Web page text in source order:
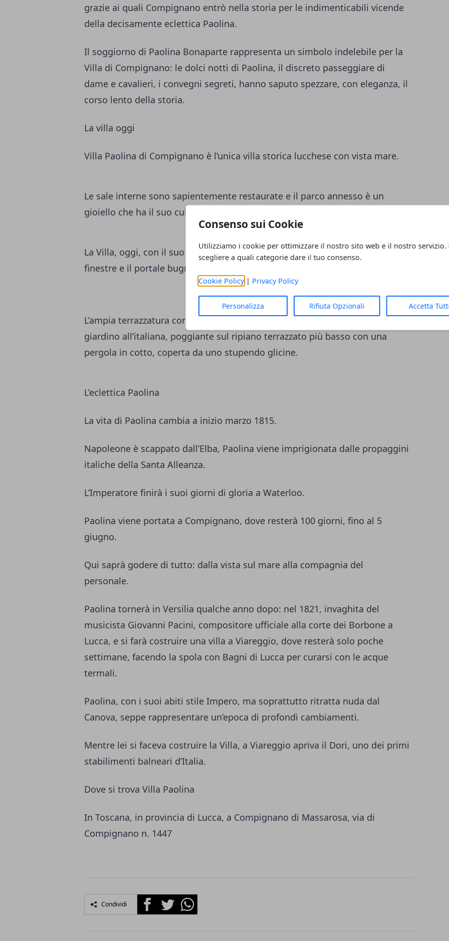
Consenso sui Cookie
Utilizziamo i cookie per ottimizzare il nostro sito web e il nostro servizio.
scegliere a quali categorie dare il tuo consenso.
Cookie Policy| Privacy Policy
Personalizza Rifiuta Opzionali Accetta
grazie ai quali Compignano entrò nella storia per le indimenticabili vicende
della decisamente eclettica Paolina.
Il soggiorno di Paolina Bonaparte rappresenta un simbolo indelebile per la
Villa di Compignano: le dolci notti di Paolina, il discreto passeggiare di
dame e cavalieri, i convegni segreti, hanno saputo spezzare, con eleganza, il
corso lento della storia.
La villa oggi
Villa Paolina di Compignano è l’unica villa storica lucchese con vista mare.
Le sale interne sono sapientemente restaurate e il parco annesso è un
gioiello che ha il suo culmine nel giardino all’italiana a sbalzo sulla vallata.
La Villa, oggi, con il suo corpo allungato, le lisce cornici di pietra delle
finestre e il portale bugnato, è di grande semplicità ed eleganza.
L’ampia terrazzatura conduce con due rampe doppie di scale al bellissimo
giardino all’italiana, poggiante sul ripiano terrazzato più basso con una
pergola in cotto, coperta da uno stupendo glicine.
L’eclettica Paolina
La vita di Paolina cambia a inizio marzo 1815.
Napoleone è scappato dall’Elba, Paolina viene imprigionata dalle propaggini
italiche della Santa Alleanza.
L’Imperatore finirà i suoi giorni di gloria a Waterloo.
Paolina viene portata a Compignano, dove resterà 100 giorni, fino al 5
giugno.
Qui saprà godere di tutto: dalla vista sul mare alla compagnia del
personale.
Paolina tornerà in Versilia qualche anno dopo: nel 1821, invaghita del
musicista Giovanni Pacini, compositore ufficiale alla corte dei Borbone a
Lucca, e si farà costruire una villa a Viareggio, dove resterà solo poche
settimane, facendo la spola con Bagni di Lucca per curarsi con le acque
termali.
Paolina, con i suoi abiti stile Impero, ma soprattutto ritratta nuda dal
Canova, seppe rappresentare un’epoca di profondi cambiamenti.
Mentre lei si faceva costruire la Villa, a Viareggio apriva il Dori, uno dei primi
stabilimenti balneari d’Italia.
Dove si trova Villa Paolina
In Toscana, in provincia di Lucca, a Compignano di Massarosa, via di
Compignano n. 1447
Condividi FacebookTwitterWhatsapp